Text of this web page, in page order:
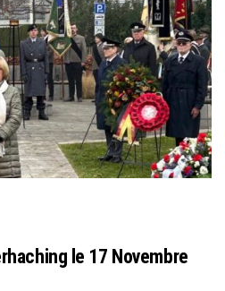
le 17 Novembre